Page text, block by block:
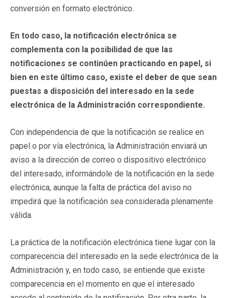
conversión en formato electrónico.
En todo caso, la notificación electrónica se
complementa con la posibilidad de que las
notificaciones se continúen practicando en papel, si
bien en este último caso, existe el deber de que sean
puestas a disposición del interesado en la sede
electrónica de la Administración correspondiente.
Con independencia de que la notificación se realice en
papel o por vía electrónica, la Administración enviará un
aviso a la dirección de correo o dispositivo electrónico
del interesado, informándole de la notificación en la sede
electrónica, aunque la falta de práctica del aviso no
impedirá que la notificación sea considerada plenamente
válida.
La práctica de la notificación electrónica tiene lugar con la
comparecencia del interesado en la sede electrónica de la
Administración y, en todo caso, se entiende que existe
comparecencia en el momento en que el interesado